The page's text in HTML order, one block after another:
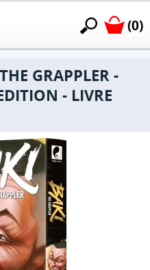
(0)
GRAPPLER -
- LIVRE